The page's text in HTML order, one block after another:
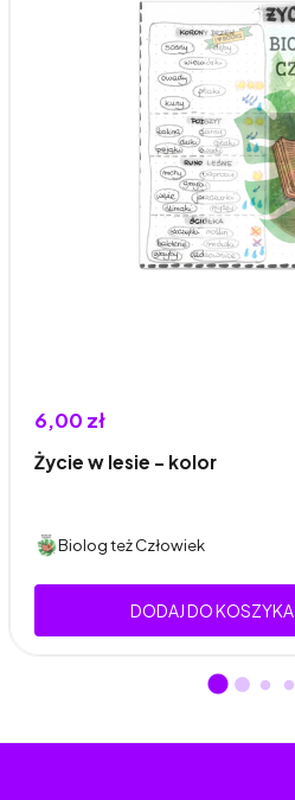
6,00 zł
Życie w lesie - kolor
Biolog też Człowiek
DODAJ DO KOSZYKA